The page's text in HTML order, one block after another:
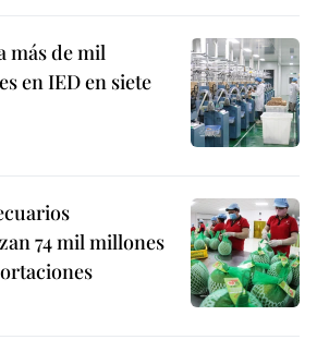
más de mil
en IED en siete
74 mil millones